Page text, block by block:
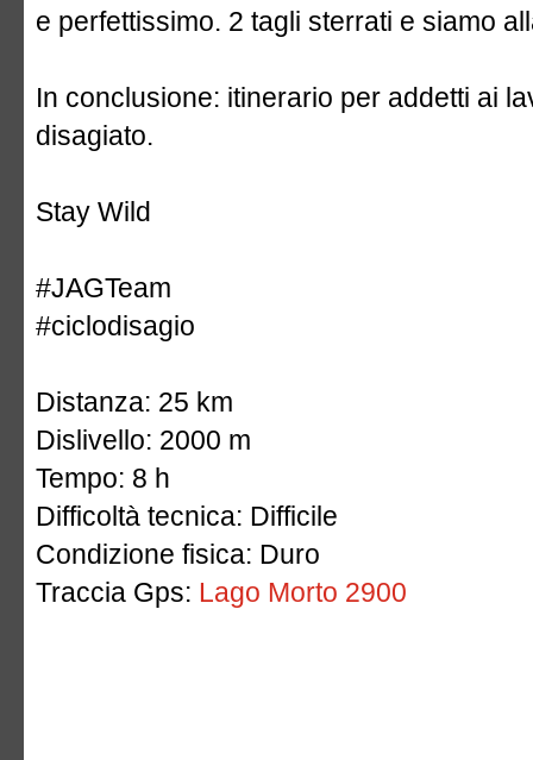
e perfettissimo. 2 tagli sterrati e siamo
In conclusione: itinerario per addetti ai
disagiato.
Stay Wild
#JAGTeam
#ciclodisagio
Distanza: 25 km
Dislivello: 2000 m
Tempo: 8 h
Difficoltà tecnica: Difficile
Condizione fisica: Duro
Traccia Gps: Lago Morto 2900